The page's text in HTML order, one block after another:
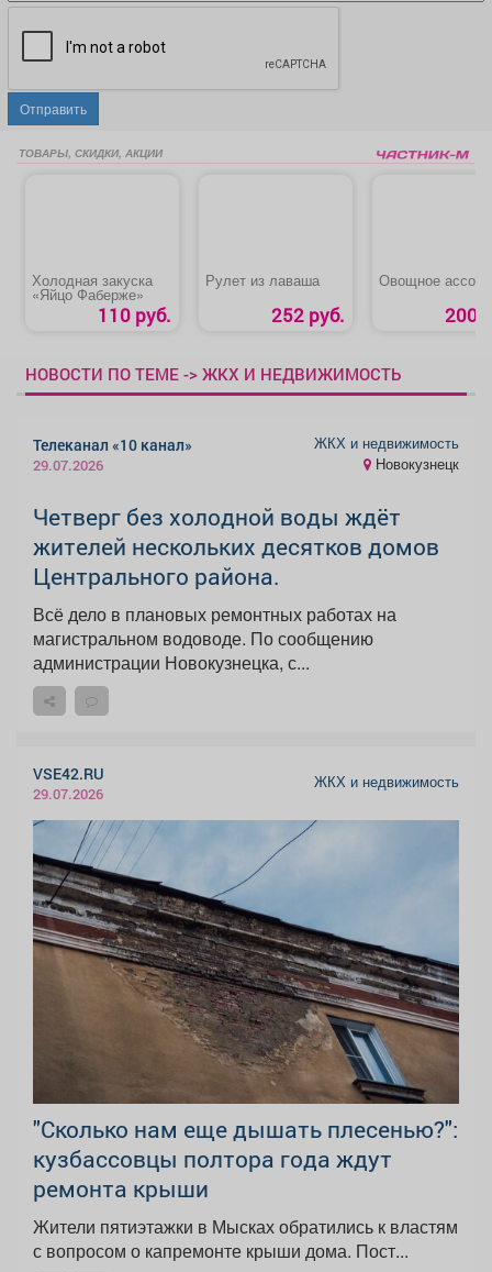
Отправить
ТОВАРЫ, СКИДКИ, АКЦИИ
Холодная закуска
«Яйцо Фаберже»
110 руб.
Рулет из лаваша
252 руб.
Овощное
200
НОВОСТИ ПО ТЕМЕ -> ЖКХ И НЕДВИЖИМОСТЬ
Телеканал «10 канал»
29.07.2026
ЖКХ и недвижимость
Новокузнецк
Четверг без холодной воды ждёт
жителей нескольких десятков домов
Центрального района.
Всё дело в плановых ремонтных работах на
магистральном водоводе. По сообщению
администрации Новокузнецка, с...
VSE42.RU
29.07.2026
ЖКХ и недвижимость
"Сколько нам еще дышать плесенью?":
кузбассовцы полтора года ждут
ремонта крыши
Жители пятиэтажки в Мысках обратились к властям
с вопросом о капремонте крыши дома. Пост...